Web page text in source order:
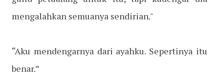
mengalahkan semuanya sendirian."
“Aku mendengarnya dari ayahku. Sepertinya itu
benar.”